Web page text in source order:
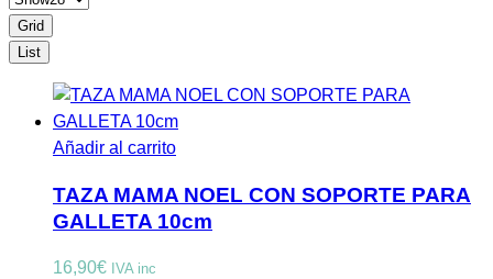
Grid
List
Añadir al carrito
TAZA MAMA NOEL CON SOPORTE PARA
GALLETA 10cm
16,90€ IVA inc